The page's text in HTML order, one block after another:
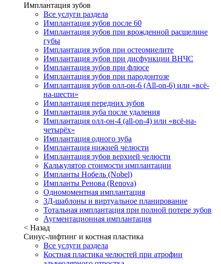
Имплантация зубов
Все услуги раздела
Имплантация зубов после 60
Имплантация зубов при врожденной расщелине
губы
Имплантация зубов при остеомиелите
Имплантация зубов при дисфункции ВНЧС
Имплантация зубов при флюсе
Имплантация зубов при пародонтозе
Имплантация зубов олл-он-6 (All-on-6) или «всё-
на-шести»
Имплантация передних зубов
Имплантация зуба после удаления
Имплантация олл-он-4 (all-on-4) или «всё-на-
четырёх»
Имплантация одного зуба
Имплантация нижней челюсти
Имплантация зубов верхней челюсти
Калькулятор стоимости имплантации
Импланты Нобель (Nobel)
Импланты Ренова (Renova)
Одномоментная имплантация
3Д-шаблоны и виртуальное планирование
Тотальная имплантация при полной потере зубов
Аугментационная имплантация
< Назад
Синус-лифтинг и костная пластика
Все услуги раздела
Костная пластика челюстей при атрофии